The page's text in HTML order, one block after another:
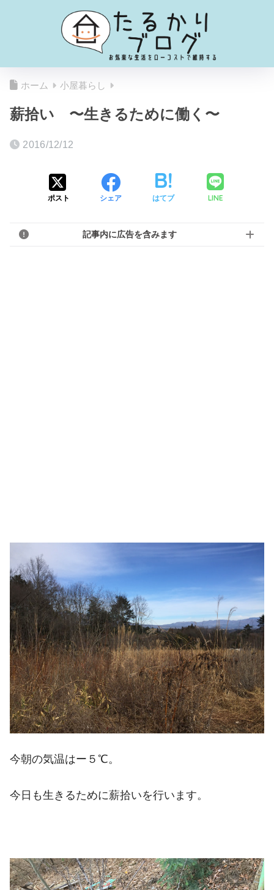
ホーム 小屋暮らし
薪拾い 〜生きるために働く〜
2016/12/12
ポスト シェア はてブ LINE
記事内に広告を含みます
今朝の気温はー５℃。
今日も生きるために薪拾いを行います。